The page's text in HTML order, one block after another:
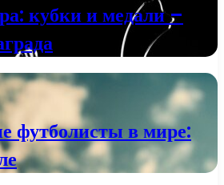
кубки и медали –
футболисты в мире: